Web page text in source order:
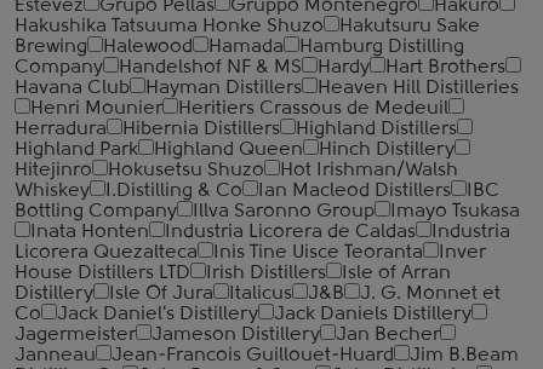
Estevez
Grupo Pellas Gruppo Montenegro
Hakuro
Hakushika Tatsuuma Honke Shuzo
Hakutsuru Sake
Brewing
Halewood Hamada
Hamburg Distilling
Company
Handelshof NF & MS Hardy
Hart Brothers
Havana Club
Hayman Distillers
Heaven Hill Distilleries
Henri Mounier
Heritiers Crassous de Medeuil
Herradura
Hibernia Distillers
Highland Distillers
Highland Park
Highland Queen
Hinch Distillery
Hitejinro
Hokusetsu Shuzo
Hot Irishman/Walsh
Whiskey
I.Distilling & Co Ian Macleod Distillers
IBC
Bottling Company
Illva Saronno Group
Imayo Tsukasa
Inata Honten
Industria Licorera de Caldas
Industria
Licorera Quezalteca
Inis Tine Uisce Teoranta
Inver
House Distillers LTD
Irish Distillers
Isle of Arran
Distillery
Isle Of Jura Italicus J&B
J. G. Monnet et
Co
Jack Daniel's Distillery
Jack Daniels Distillery
Jagermeister
Jameson Distillery
Jan Becher
Janneau
Jean-Francois Guillouet-Huard
Jim B.Beam